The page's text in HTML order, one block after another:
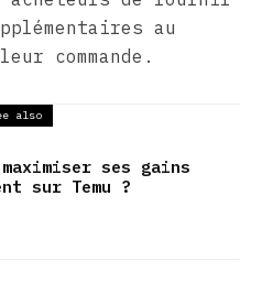
au
commande.
also
maximiser ses gains
sur Temu ?